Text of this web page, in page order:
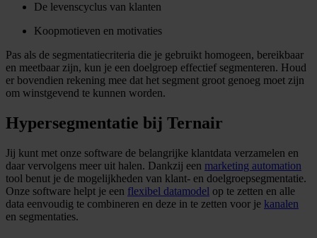
De levenscyclus van klanten
Koopmotieven en motivaties
Pas als de segmentatiecriteria die je gebruikt homogeen, bereikbaar
en meetbaar zijn, kun je een doelgroep effectief segmenteren. Houd
er bovendien rekening mee dat het segment groot genoeg moet zijn
om winstgevend te kunnen worden.
Hypersegmentatie bij Ternair
Jij kunt met onze software de belangrijke klantdata verzamelen en
daar vervolgens meer uit halen. Dankzij een marketing automation
tool benut je de mogelijkheden van klant- en doelgroepsegmentatie.
Onze software helpt je een flexibel datamodel op te zetten en alle
data eenvoudig te combineren en deze in te zetten voor je kanalen
en segmentaties.